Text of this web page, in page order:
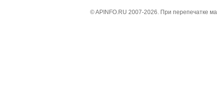
© APINFO.RU 2007-2026. При перепечатке